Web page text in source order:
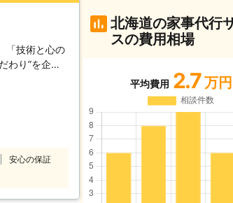
「技術と心の
わり”を企業
事代行サー
します。
雇用。 業界
真心を込めた
7つのオリジ
ティマインド
いいたしま
「心のゆと
安心の保証
北海道の家事代行
スの費用相場
平均費用 2.7 万円